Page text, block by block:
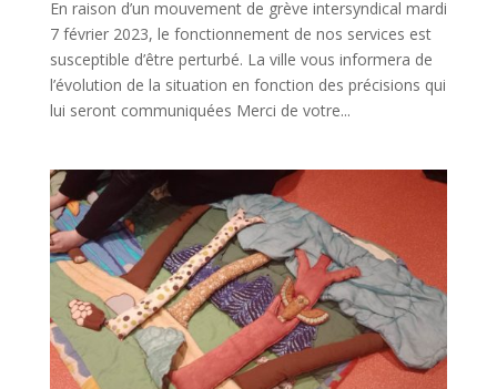
En raison d’un mouvement de grève intersyndical mardi
7 février 2023, le fonctionnement de nos services est
susceptible d’être perturbé. La ville vous informera de
l’évolution de la situation en fonction des précisions qui
lui seront communiquées Merci de votre...